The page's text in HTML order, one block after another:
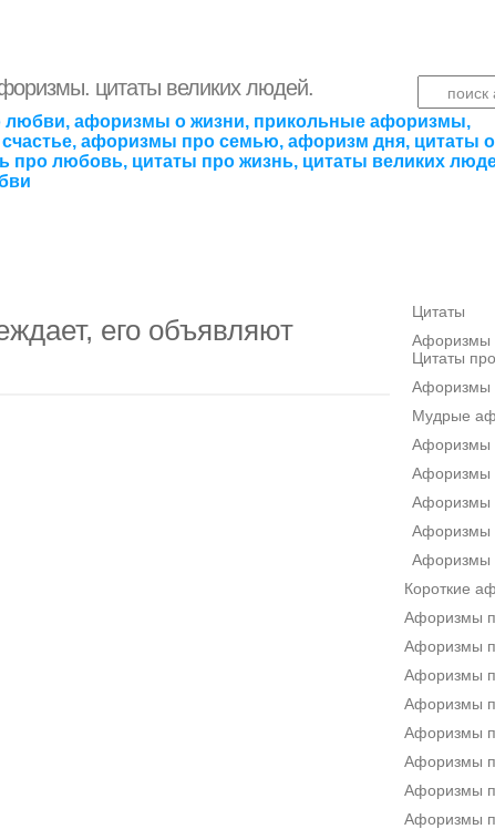
цитаты великих людей.
афоризмы о жизни, прикольные афоризмы,
афоризмы про семью, афоризм дня, цитаты о
про любовь, цитаты про жизнь, цитаты великих
его объявляют
Цитаты
Афоризмы
Цитаты
Афоризмы
Мудрые
Афоризмы
Афоризмы
Афоризмы
Афоризмы
Афоризмы
Короткие
Афоризмы
Афоризмы
Афоризмы
Афоризмы
Афоризмы
Афоризмы
Афоризмы
Афоризмы